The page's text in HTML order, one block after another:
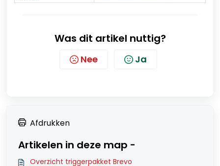
Was dit artikel nuttig?
Nee Ja
Afdrukken
Artikelen in deze map -
Overzicht triggerpakket Brevo